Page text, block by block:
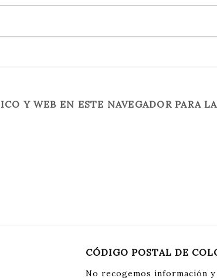
Y WEB EN ESTE NAVEGADOR PARA
CÓDIGO POSTAL DE
No recogemos información